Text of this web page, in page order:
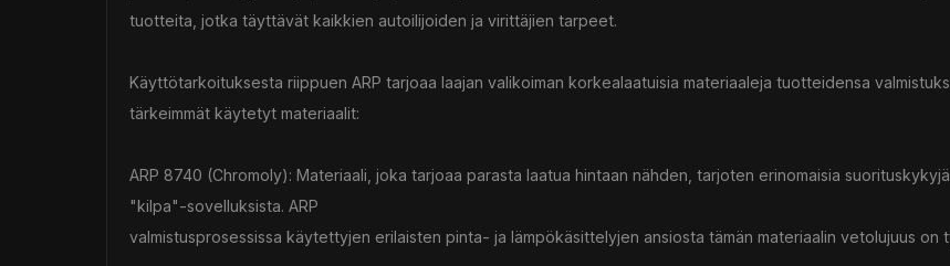
tuotteita, jotka täyttävät kaikkien autoilijoiden ja virittäjien tarpeet.
Käyttötarkoituksesta riippuen ARP tarjoaa laajan valikoiman korkealaatuisia materiaaleja tuotteidensa
tärkeimmät käytetyt materiaalit:
ARP 8740 (Chromoly): Materiaali, joka tarjoaa parasta laatua hintaan nähden, tarjoten erinomaisia
"kilpa"-sovelluksista. ARP
valmistusprosessissa käytettyjen erilaisten pinta- ja lämpökäsittelyjen ansiosta tämän materiaalin vetolujuus on